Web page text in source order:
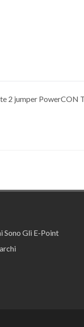
2 jumper PowerCON
Sono Gli E-Point